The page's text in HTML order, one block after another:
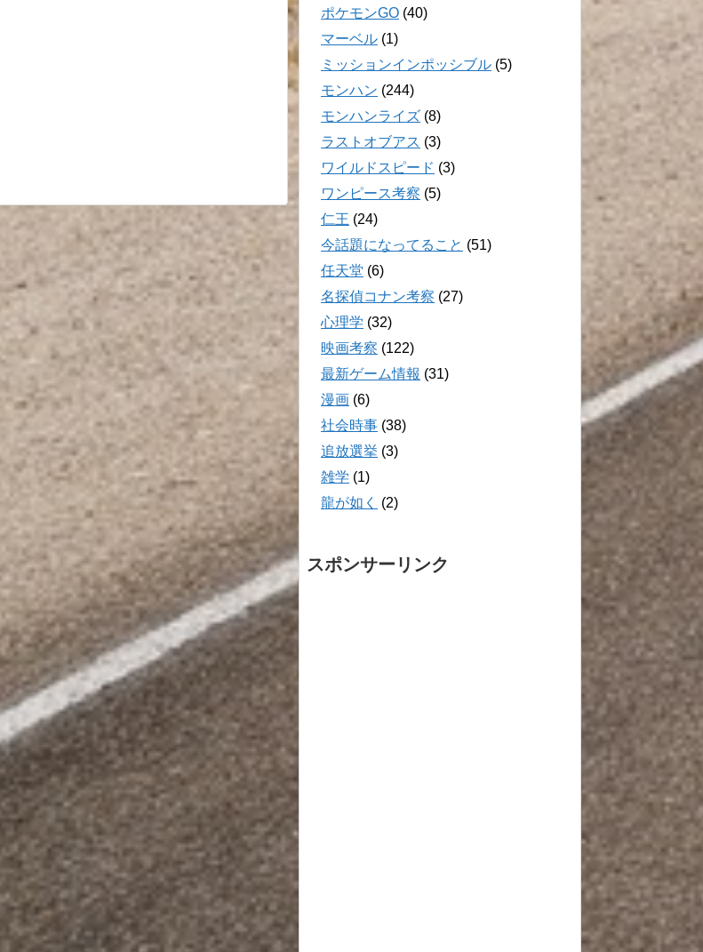
ポケモンGO (40)
マーベル (1)
ミッションインポッシブル (5)
モンハン (244)
モンハンライズ (8)
ラストオブアス (3)
ワイルドスピード (3)
ワンピース考察 (5)
仁王 (24)
今話題になってること (51)
任天堂 (6)
名探偵コナン考察 (27)
心理学 (32)
映画考察 (122)
最新ゲーム情報 (31)
漫画 (6)
社会時事 (38)
追放選挙 (3)
雑学 (1)
龍が如く
(2)
スポンサーリンク